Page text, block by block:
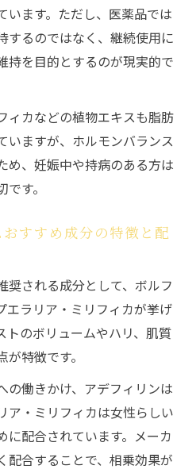
います。ただし、医薬品では
するのではなく、継続使用に
持を目的とするのが現実的で
ィカなどの植物エキスも脂肪
いますが、ホルモンバランス
め、妊娠中や持病のある方は
す。
すすめ成分の特徴と配
奨される成分として、ボルフ
エラリア・ミリフィカが挙げ
トのボリュームやハリ、肌質
特徴です。
の働きかけ、アデフィリンは
ア・ミリフィカは女性らしい
に配合されています。メーカ
配合することで、相乗効果が